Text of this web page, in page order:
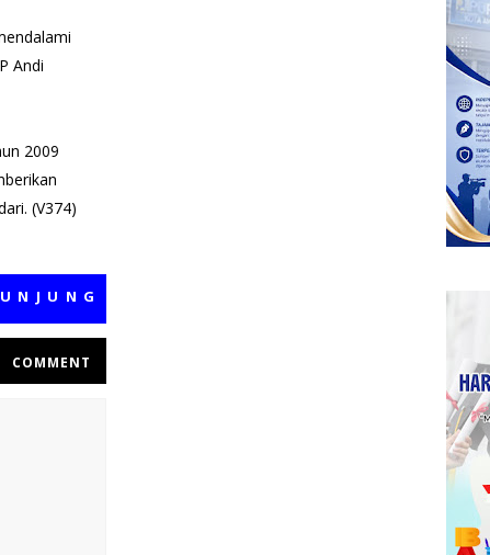
Andi
2009
(V374)
MEDIA KAMI, SEMOGA BERMANFAAT
COMMENT